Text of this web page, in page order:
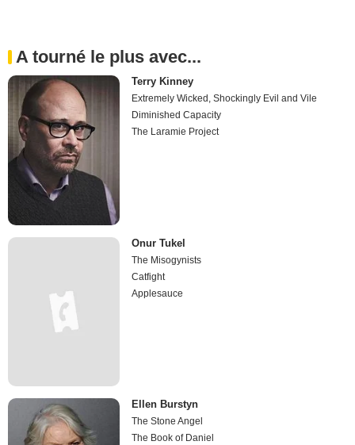
A tourné le plus avec...
Terry Kinney
Extremely Wicked, Shockingly Evil and Vile
Diminished Capacity
The Laramie Project
Onur Tukel
The Misogynists
Catfight
Applesauce
Ellen Burstyn
The Stone Angel
The Book of Daniel